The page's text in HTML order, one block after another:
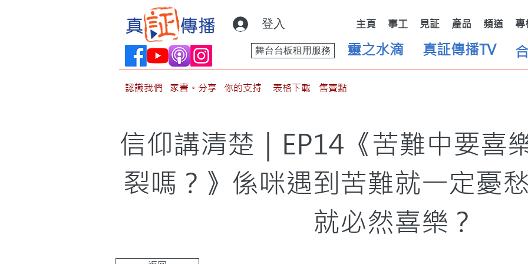
登入 主頁 事工 見証 產品 頻道 專
靈之水滴
舞台台板租用服務 真証傳播TV
認識我們 家書。分享 你的支持 表格下載 售賣點
信仰講清楚｜EP14《苦難中要喜
裂嗎？》係咪遇到苦難就一定憂
就必然喜樂？